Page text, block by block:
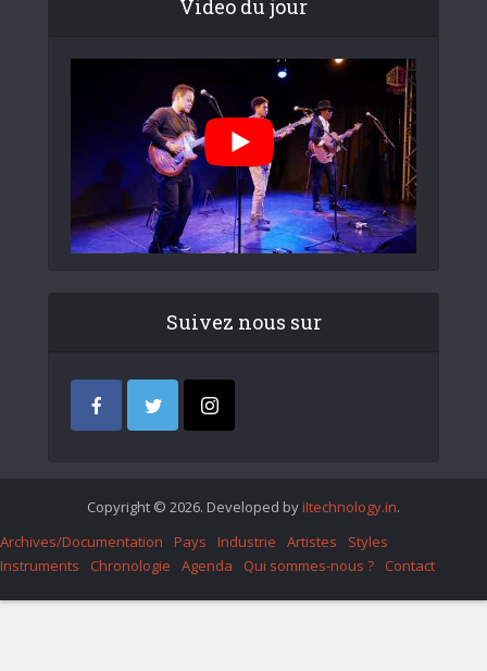
Video du jour
Suivez nous sur
Copyright © 2026. Developed by iItechnology.in.
Archives/Documentation
Pays Industrie Artistes
Styles
Instruments
Chronologie Agenda Qui sommes-nous ? Contact